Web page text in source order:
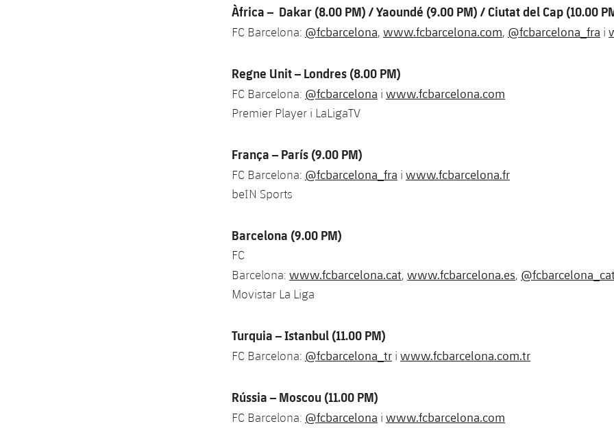
Àfrica – Dakar (8.00 PM) / Yaoundé (9.00 PM) / Ciutat del Cap (10.00
FC Barcelona: @fcbarcelona, www.fcbarcelona.com, @fcbarcelona_fra i
Regne Unit – Londres (8.00 PM)
FC Barcelona: @fcbarcelona i www.fcbarcelona.com
Premier Player i LaLigaTV
França – París (9.00 PM)
FC Barcelona: @fcbarcelona_fra i www.fcbarcelona.fr
beIN Sports
Barcelona (9.00 PM)
FC
Barcelona: www.fcbarcelona.cat, www.fcbarcelona.es, @fcbarcelona_cat
Movistar La Liga
Turquia – Istanbul (11.00 PM)
FC Barcelona: @fcbarcelona_tr i www.fcbarcelona.com.tr
Rússia – Moscou (11.00 PM)
FC Barcelona: @fcbarcelona i www.fcbarcelona.com